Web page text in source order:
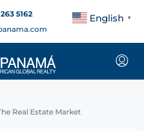
5162
Real Estate Market
English ▼